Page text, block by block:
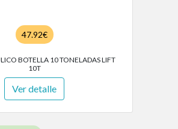
47.92€
BOTELLA 10 TONELADAS LIFT
10T
Ver detalle